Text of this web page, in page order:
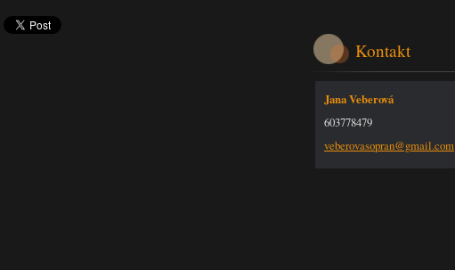
Kontakt
Jana Veberová
603778479
veberovasopran@gmail.com